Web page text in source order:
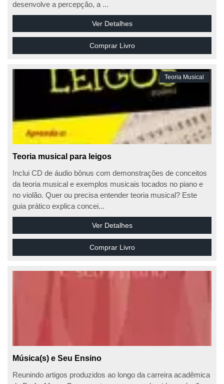
desenvolve a percepção, a ...
Ver Detalhes
Comprar Livro
Teoria Musical
Teoria musical para leigos
Inclui CD de áudio bônus com demonstrações de conceitos
da teoria musical e exemplos musicais tocados no piano e
no violão. Quer ou precisa entender teoria musical? Este
guia prático explica concei...
Ver Detalhes
Comprar Livro
Música(s) e Seu Ensino
Reunindo artigos produzidos ao longo da carreira acadêmica